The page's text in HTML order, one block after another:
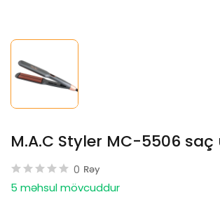
M.A.C Styler MC-5506
0 Rəy
5 məhsul mövcuddur